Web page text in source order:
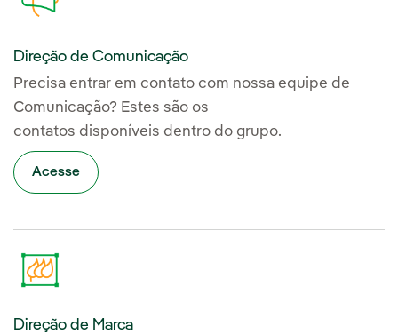
Direção de Comunicação
Precisa entrar em contato com nossa equipe de
Comunicação? Estes são os
contatos disponíveis dentro do grupo.
Acesse
Direção de Marca